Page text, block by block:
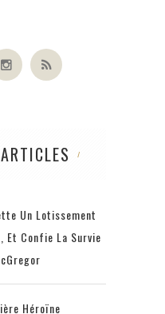
Un Lotissement
Et Confie La Survie
Héroïne